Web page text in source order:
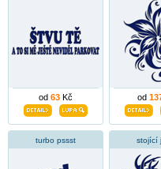
od 63 Kč od
turbo pssst stojící